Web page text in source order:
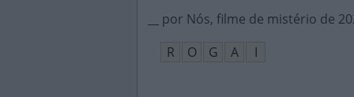
__ por Nós, filme de mistério de
R
O G A I